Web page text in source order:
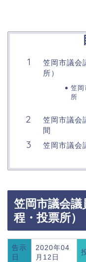
笠岡市議会
所）
笠
所
笠岡市議会
間
笠岡市議会
笠岡市議会議
程・投票所）
告示
日
2020年04
月12日